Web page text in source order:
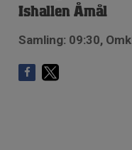
Ishallen Åmål
Samling: 09:30,